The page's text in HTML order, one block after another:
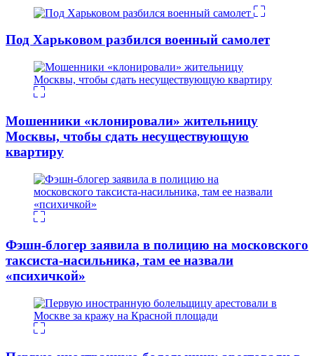
Под Харьковом разбился военный самолет
Мошенники «клонировали» жительницу
Москвы, чтобы сдать несуществующую
квартиру
Фэшн-блогер заявила в полицию на московского
таксиста-насильника, там ее назвали
«психичкой»